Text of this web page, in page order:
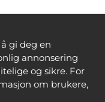
gi deg en
annonsering
og sikre. For
om brukere,